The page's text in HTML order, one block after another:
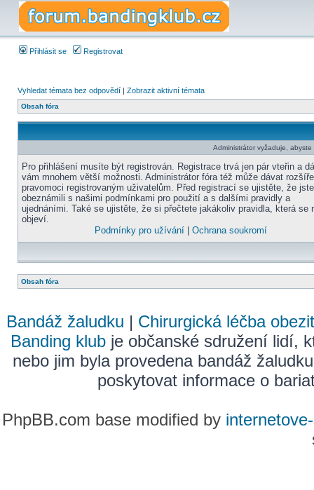
Přihlásit se Registrovat
Vyhledat témata bez odpovědí | Zobrazit aktivní témata
Obsah fóra
Administrátor vyžaduje,
Pro přihlášení musíte být registrován. Registrace trvá jen pár vteřin a
vám mnohem větší možnosti. Administrátor fóra též může dávat
pravomoci registrovaným uživatelům. Před registrací se ujistěte, že
obeznámili s našimi podmínkami pro použití a s dalšími pravidly a
ujednáními. Také se ujistěte, že si přečtete jakákoliv pravidla, která se
objeví.
Podmínky pro užívání| Ochrana soukromí
Obsah fóra
Bandáž žaludku | Chirurgická léčba
Banding klub je občanské sdružení lidí,
nebo jim byla provedena bandáž
poskytovat informace o
PhpBB.com base modified by